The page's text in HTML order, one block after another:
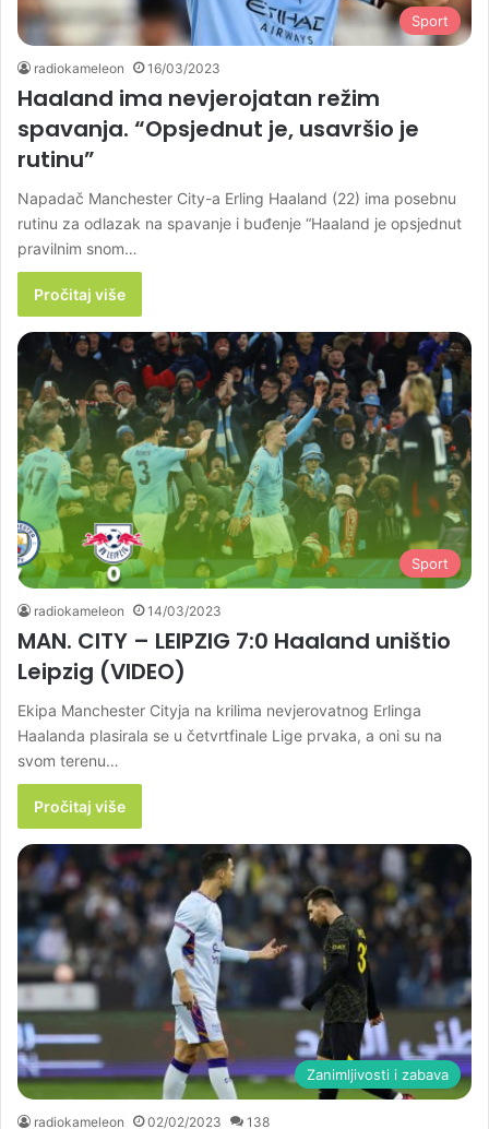
Sport
radiokameleon 16/03/2023
Haaland ima nevjerojatan režim
spavanja. “Opsjednut je, usavršio je
rutinu”
Napadač Manchester City-a Erling Haaland (22) ima posebnu
rutinu za odlazak na spavanje i buđenje “Haaland je opsjednut
pravilnim snom…
Pročitaj više
Sport
radiokameleon 14/03/2023
MAN. CITY – LEIPZIG 7:0 Haaland uništio
Leipzig (VIDEO)
Ekipa Manchester Cityja na krilima nevjerovatnog Erlinga
Haalanda plasirala se u četvrtfinale Lige prvaka, a oni su na
svom terenu…
Pročitaj više
Zanimljivosti i zabava
radiokameleon 02/02/2023 138